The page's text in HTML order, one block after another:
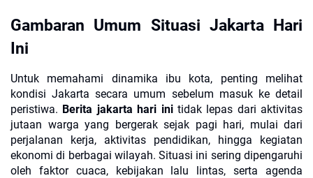
Gambaran Umum Situasi Jakarta Hari
Ini
Untuk memahami dinamika ibu kota, penting melihat
kondisi Jakarta secara umum sebelum masuk ke detail
peristiwa. Berita jakarta hari initidak lepas dari aktivitas
jutaan warga yang bergerak sejak pagi hari, mulai dari
perjalanan kerja, aktivitas pendidikan, hingga kegiatan
ekonomi di berbagai wilayah. Situasi ini sering dipengaruhi
oleh faktor cuaca, kebijakan lalu lintas, serta agenda